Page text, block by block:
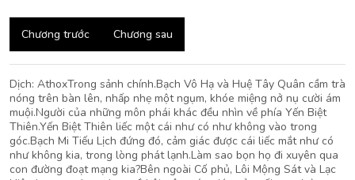
Chương trước Chương sau
Dịch: AthoxTrong sảnh chính.Bạch Vô Hạ và Huệ Tây Quân cầm trà
nóng trên bàn lên, nhấp nhẹ một ngụm, khóe miệng nở nụ cười ám
muội.Người của những môn phái khác đều nhìn về phía Yến Biệt
Thiên.Yến Biệt Thiên liếc một cái như có như không vào trong
góc.Bạch Mi Tiếu Lịch đứng đó, cảm giác được cái liếc mắt như có
như không kia, trong lòng phát lạnh.Làm sao bọn họ đi xuyên qua
con đường đoạt mạng kia?Bên ngoài Cố phủ, Lôi Mộng Sát và Lạc